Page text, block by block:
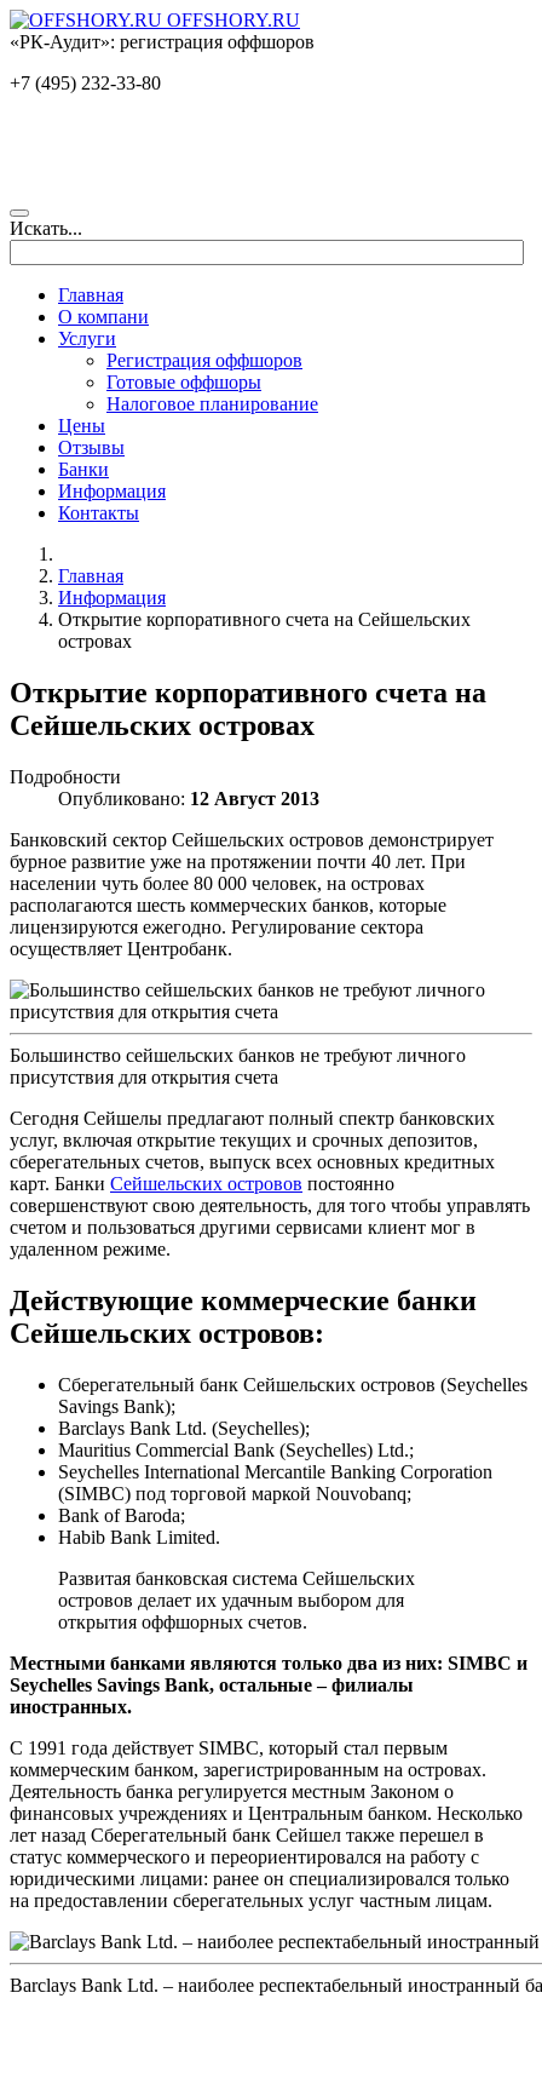
OFFSHORY.RU
«РК-Аудит»: регистрация оффшоров
+7 (495) 232-33-80
Искать...
Главная
О компани
Услуги
Регистрация оффшоров
Готовые оффшоры
Налоговое планирование
Цены
Отзывы
Банки
Информация
Контакты
Главная
Информация
Открытие корпоративного счета на Сейшельских
островах
Открытие корпоративного счета на
Сейшельских островах
Подробности
Опубликовано: 12 Август 2013
Банковский сектор Сейшельских островов демонстрирует
бурное развитие уже на протяжении почти 40 лет. При
населении чуть более 80 000 человек, на островах
располагаются шесть коммерческих банков, которые
лицензируются ежегодно. Регулирование сектора
осуществляет Центробанк.
Большинство сейшельских банков не требуют личного
присутствия для открытия счета
Сегодня Сейшелы предлагают полный спектр банковских
услуг, включая открытие текущих и срочных депозитов,
сберегательных счетов, выпуск всех основных кредитных
карт. Банки Сейшельских островов постоянно
совершенствуют свою деятельность, для того чтобы управлять
счетом и пользоваться другими сервисами клиент мог в
удаленном режиме.
Действующие коммерческие банки
Сейшельских островов:
Сберегательный банк Сейшельских островов (Seychelles
Savings Bank);
Barclays Bank Ltd. (Seychelles);
Mauritius Commercial Bank (Seychelles) Ltd.;
Seychelles International Mercantile Banking Corporation
(SIMBC) под торговой маркой Nouvobanq;
Bank of Baroda;
Habib Bank Limited.
Развитая банковская система Сейшельских
островов делает их удачным выбором для
открытия оффшорных счетов.
Местными банками являются только два из них: SIMBC и
Seychelles Savings Bank, остальные – филиалы
иностранных.
С 1991 года действует SIMBC, который стал первым
коммерческим банком, зарегистрированным на островах.
Деятельность банка регулируется местным Законом о
финансовых учреждениях и Центральным банком. Несколько
лет назад Сберегательный банк Сейшел также перешел в
статус коммерческого и переориентировался на работу с
юридическими лицами: ранее он специализировался только
на предоставлении сберегательных услуг частным лицам.
Barclays Bank Ltd. – наиболее респектабельный иностранный